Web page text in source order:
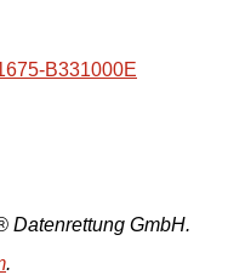
B331000E
Datenrettung GmbH.
.